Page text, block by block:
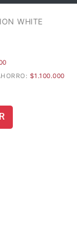
WHITE
$1.100.000